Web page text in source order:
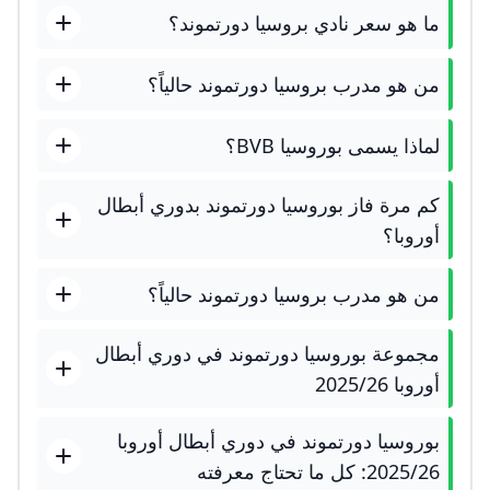
ما هو سعر نادي بروسيا دورتموند؟
من هو مدرب بروسيا دورتموند حالياً؟
لماذا يسمى بوروسيا BVB؟
كم مرة فاز بوروسيا دورتموند بدوري أبطال
أوروبا؟
من هو مدرب بروسيا دورتموند حالياً؟
مجموعة بوروسيا دورتموند في دوري أبطال
أوروبا 2025/26
بوروسيا دورتموند في دوري أبطال أوروبا
2025/26: كل ما تحتاج معرفته